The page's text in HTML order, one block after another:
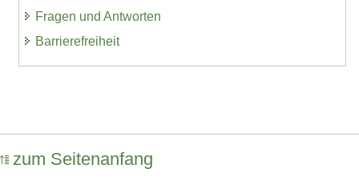
Fragen und Antworten
Barrierefreiheit
zum Seitenanfang